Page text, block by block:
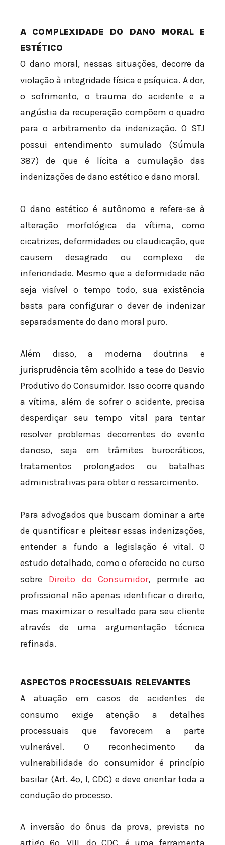
A COMPLEXIDADE DO DANO MORAL E
ESTÉTICO
O dano moral, nessas situações, decorre da
violação à integridade física e psíquica. A dor,
o sofrimento, o trauma do acidente e a
angústia da recuperação compõem o quadro
para o arbitramento da indenização. O STJ
possui entendimento sumulado (Súmula
387) de que é lícita a cumulação das
indenizações de dano estético e dano moral.
O dano estético é autônomo e refere-se à
alteração morfológica da vítima, como
cicatrizes, deformidades ou claudicação, que
causem desagrado ou complexo de
inferioridade. Mesmo que a deformidade não
seja visível o tempo todo, sua existência
basta para configurar o dever de indenizar
separadamente do dano moral puro.
Além disso, a moderna doutrina e
jurisprudência têm acolhido a tese do Desvio
Produtivo do Consumidor. Isso ocorre quando
a vítima, além de sofrer o acidente, precisa
desperdiçar seu tempo vital para tentar
resolver problemas decorrentes do evento
danoso, seja em trâmites burocráticos,
tratamentos prolongados ou batalhas
administrativas para obter o ressarcimento.
Para advogados que buscam dominar a arte
de quantificar e pleitear essas indenizações,
entender a fundo a legislação é vital. O
estudo detalhado, como o oferecido no curso
sobre Direito do Consumidor, permite ao
profissional não apenas identificar o direito,
mas maximizar o resultado para seu cliente
através de uma argumentação técnica
refinada.
ASPECTOS PROCESSUAIS RELEVANTES
A atuação em casos de acidentes de
consumo exige atenção a detalhes
processuais que favorecem a parte
vulnerável. O reconhecimento da
vulnerabilidade do consumidor é princípio
basilar (Art. 4º, I, CDC) e deve orientar toda a
condução do processo.
A inversão do ônus da prova, prevista no